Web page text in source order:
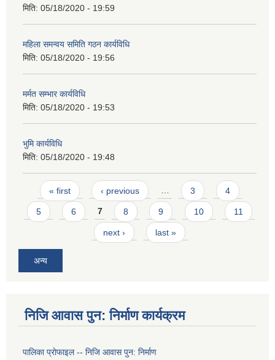
मिति: 05/18/2020 - 19:59
महिला समन्वय समिति गठन कार्यविधि
मिति: 05/18/2020 - 19:56
मर्मत सम्भार कार्यविधि
मिति: 05/18/2020 - 19:53
भुमि कार्यविधि
मिति: 05/18/2020 - 19:48
Pages
« first ‹ previous … 3 4
5 6 7 8 9 10 11
next › last »
अन्य
निजि आवास पुन: निर्माण कार्यक्रम
पालिका प्राेफाइल -- निजि आवास पुन: निर्माण